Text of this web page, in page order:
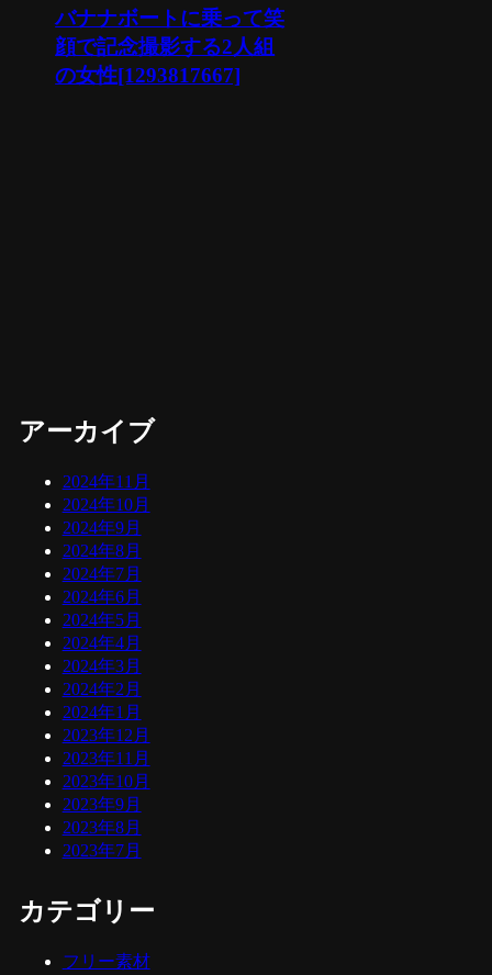
バナナボートに乗って笑
顔で記念撮影する2人組
の女性[1293817667]
アーカイブ
2024年11月
2024年10月
2024年9月
2024年8月
2024年7月
2024年6月
2024年5月
2024年4月
2024年3月
2024年2月
2024年1月
2023年12月
2023年11月
2023年10月
2023年9月
2023年8月
2023年7月
カテゴリー
フリー素材